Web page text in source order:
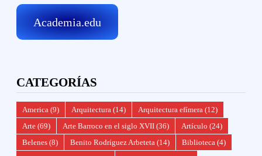
Academia.edu
CATEGORÍAS
America (9) Arquitectura (14) Arquitectura efímera (12)
Arte (69) Arte Barroco en el siglo XVII (36) Artículo (24)
Belenes (8) Benito Rodríguez Arbeteta (14) Biblioteca (4)